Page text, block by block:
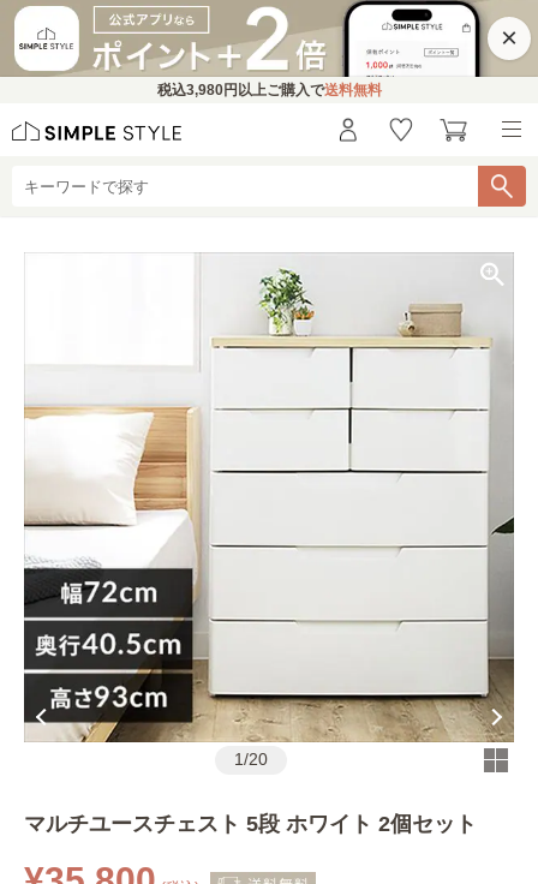
×
税込3,980円 以上ご購入で送料無料
1/20
マルチユースチェスト 5段 ホワイト 2個セット